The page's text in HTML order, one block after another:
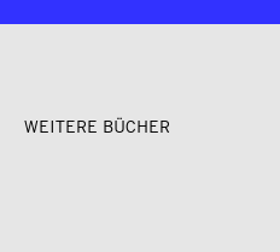
WEITERE BÜCHER